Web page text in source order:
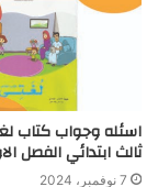
اسئله وجواب كتاب
ثالث ابتدائي الفصل
7 نوفمبر، 2024